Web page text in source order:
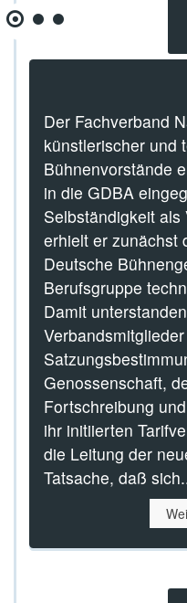
Der Fachverband
künstlerischer und
Bühnenvorstände
in die GDBA
Selbständigkeit
erhielt er zunächst
Deutsche
Berufsgruppe
Damit
Genossenschaft,
Fortschreibung
ihr initiierten
die Leitung der
Tatsache, daß